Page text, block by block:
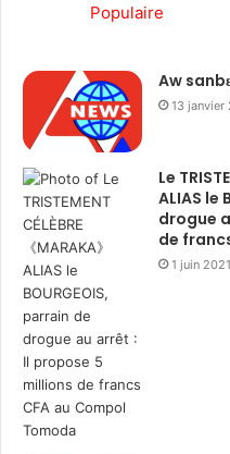
Populaire
Aw
13 janvier
Le
ALIAS le
drogue
de
1 juin 2021